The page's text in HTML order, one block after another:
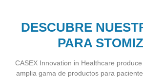
DESCUBRE
PARA
CASEX Innovation in Healthcare
amplia gama de productos para